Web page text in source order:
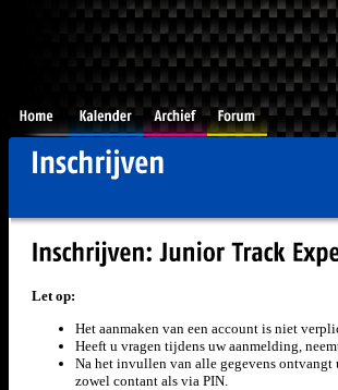
Let op:
Het aanmaken van een account is niet
Heeft u vragen tijdens uw aanmelding,
Na het invullen van alle gegevens
zowel contant als via PIN.